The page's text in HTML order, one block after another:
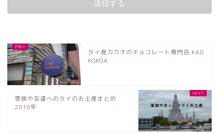
タイ産カカオのチョコレート専門店 KAD
KOKOA
家族や友達へのタイのお土産まとめ
2018年